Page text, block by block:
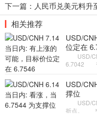
6.5200的水平
下一篇： 人民币兑美元料升
相关推荐
USD/
位定在
USD/
6.7042
USD/
撑位
USD/
折点。